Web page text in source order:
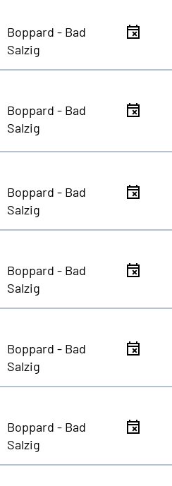
Boppard - Bad
Salzig
Boppard - Bad
Salzig
Boppard - Bad
Salzig
Boppard - Bad
Salzig
Boppard - Bad
Salzig
Boppard - Bad
Salzig